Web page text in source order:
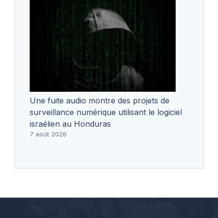
Une fuite audio montre des projets de
surveillance numérique utilisant le logiciel
israélien au Honduras
7 août 2026